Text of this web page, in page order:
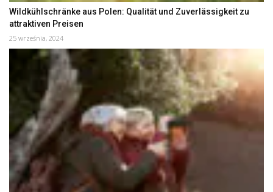
Wildkühlschränke aus Polen: Qualität und Zuverlässigkeit zu
attraktiven Preisen
25 września, 2024